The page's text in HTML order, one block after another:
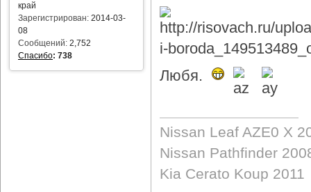
край
Зарегистрирован: 2014-03-
08
Сообщений: 2,752
Спасибо: 738
Любя.
Nissan Leaf AZE0 X
Nissan Pathfinder
Kia Cerato Koup 2011